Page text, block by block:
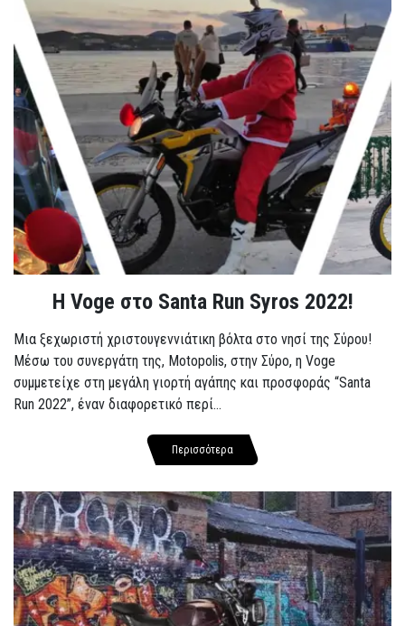
Η Voge στο Santa Run Syros 2022!
Μια ξεχωριστή χριστουγεννιάτικη βόλτα στο νησί της Σύρου!
Μέσω του συνεργάτη της, Motopolis, στην Σύρο, η Voge
συμμετείχε στη μεγάλη γιορτή αγάπης και προσφοράς “Santa
Run 2022”, έναν διαφορετικό περί...
Περισσότερα